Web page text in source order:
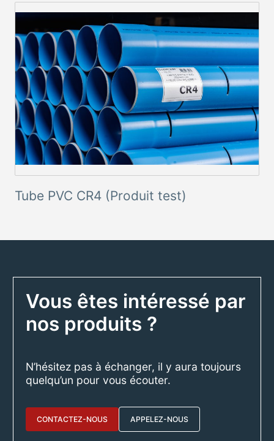
Tube PVC CR4 (Produit test)
Vous êtes intéressé par
nos produits ?
N’hésitez pas à échanger, il y aura toujours
quelqu’un pour vous écouter.
CONTACTEZ-NOUS APPELEZ-NOUS